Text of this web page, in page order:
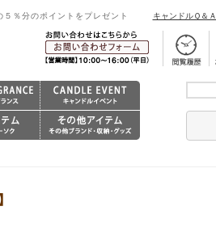
％分のポイントをプレゼント キャンドルＱ＆Ａ